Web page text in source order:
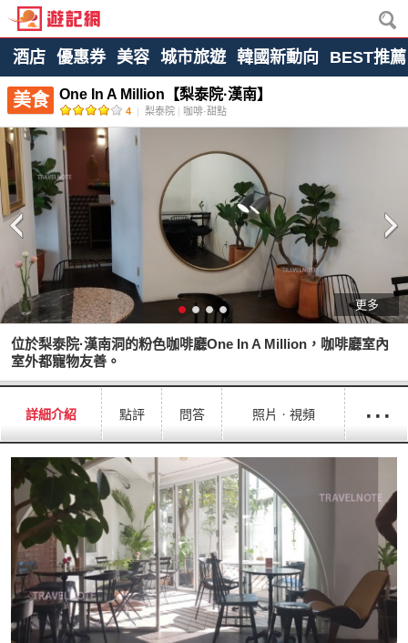
酒店 優惠券 美容 城市旅遊 韓國新動向 BEST推薦
美食 One In A Million【梨泰院·漢南】
4 | 梨泰院 | 咖啡·甜點
更多
位於梨泰院·漢南洞的粉色咖啡廳One In A Million，咖啡廳室內
室外都寵物友善。
詳細介紹 點評 問答 照片ㆍ視頻 ···